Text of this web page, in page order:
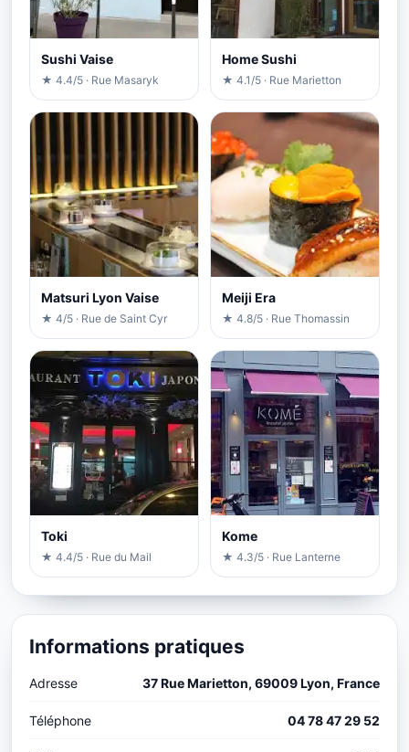
Sushi Vaise
★ 4.4/5 · Rue Masaryk
Home Sushi
★ 4.1/5 · Rue Marietton
Matsuri Lyon Vaise
★ 4/5 · Rue de Saint Cyr
Meiji Era
★ 4.8/5 · Rue Thomassin
Toki
★ 4.4/5 · Rue du Mail
Kome
★ 4.3/5 · Rue Lanterne
Informations pratiques
Adresse 37 Rue Marietton, 69009 Lyon, France
Téléphone 04 78 47 29 52